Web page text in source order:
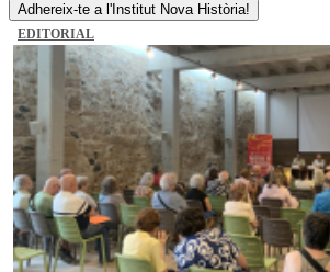
Adhereix-te a l'Institut Nova Història!
EDITORIAL